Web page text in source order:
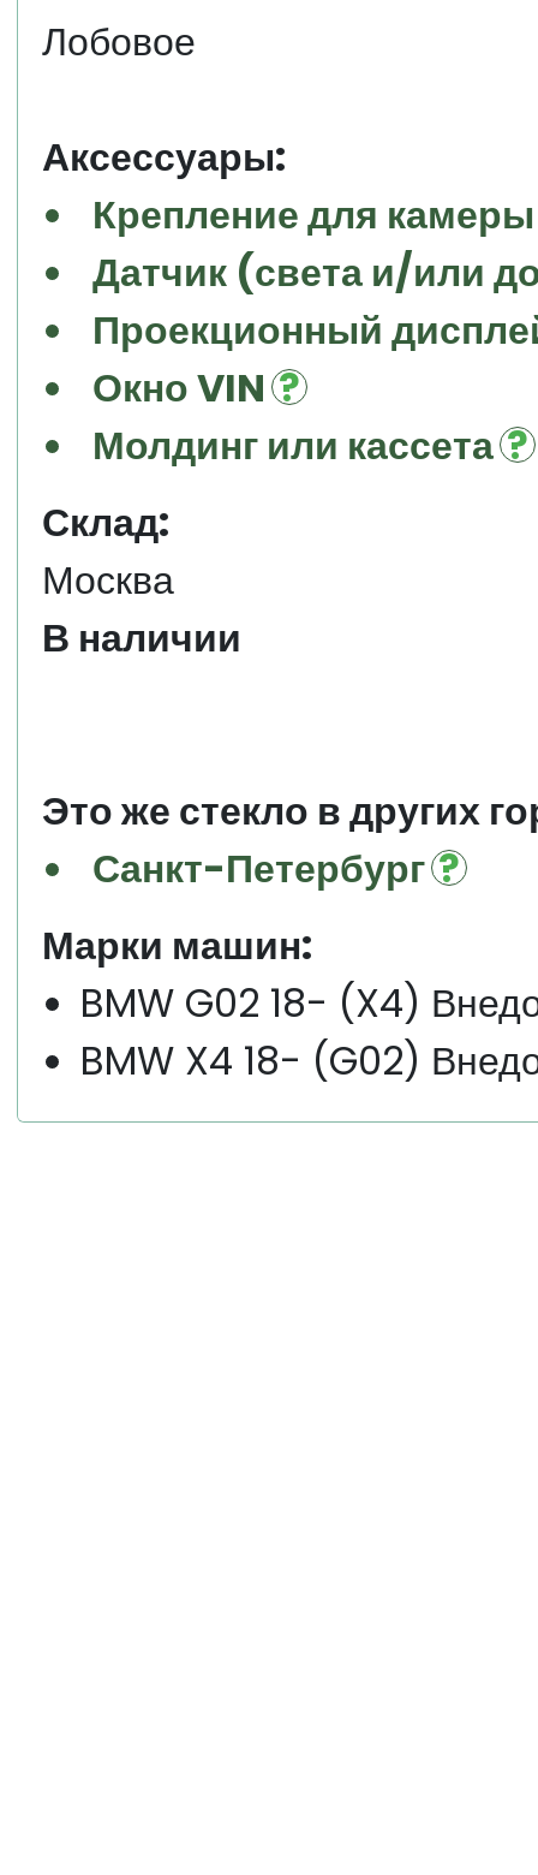
Лобовое
Аксессуары:
Крепление для
Датчик (света и/или
Проекционный
Окно VIN
Молдинг или кассета
Склад:
Москва
В наличии
Это же стекло в других
Санкт-Петербург
Марки машин:
BMW G02 18- (X4)
BMW X4 18- (G02)